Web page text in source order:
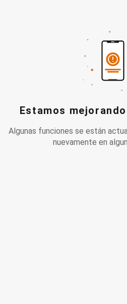
Estamos
Algunas funciones se están
nuevamente en